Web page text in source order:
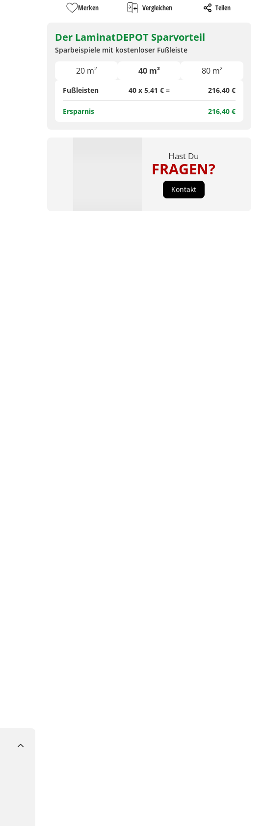
Merken Vergleichen Teilen
Der LaminatDEPOT Sparvorteil
Sparbeispiele mit kostenloser Fußleiste
20 m² 40 m² 80 m²
Fußleisten 40 x 5,41 € = 216,40 €
Ersparnis 216,40 €
Hast Du
FRAGEN?
Kontakt